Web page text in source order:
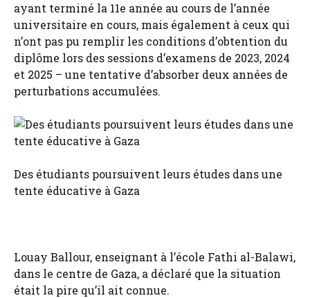
ayant terminé la 11e année au cours de l’année
universitaire en cours, mais également à ceux qui
n’ont pas pu remplir les conditions d’obtention du
diplôme lors des sessions d’examens de 2023, 2024
et 2025 – une tentative d’absorber deux années de
perturbations accumulées.
Des étudiants poursuivent leurs études dans une
tente éducative à Gaza
Louay Ballour, enseignant à l’école Fathi al-Balawi,
dans le centre de Gaza, a déclaré que la situation
était la pire qu’il ait connue.